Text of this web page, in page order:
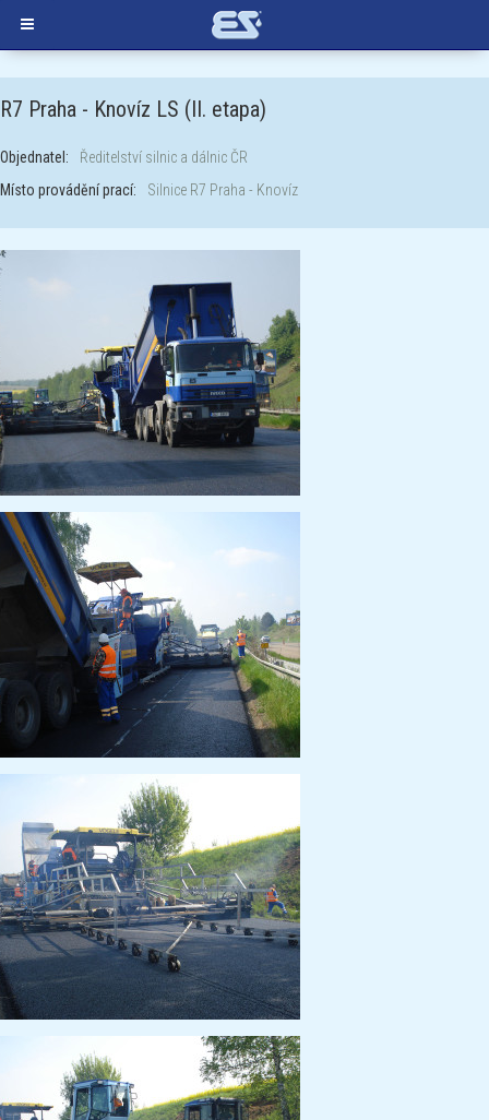
R7 Praha - Knovíz LS (II. etapa)
Objednatel:
Ředitelství silnic a dálnic ČR
Místo provádění prací:
Silnice R7 Praha - Knovíz